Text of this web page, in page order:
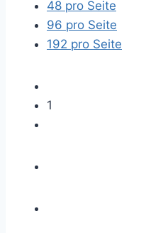
48 pro Seite
96 pro Seite
192 pro Seite
1